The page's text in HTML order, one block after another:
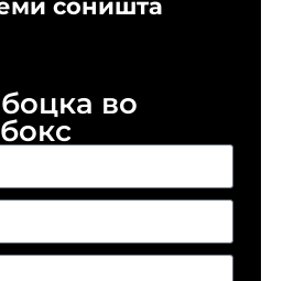
соништа
во